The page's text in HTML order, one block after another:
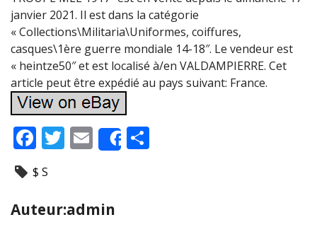
janvier 2021. Il est dans la catégorie
« Collections\Militaria\Uniformes, coiffures,
casques\1ère guerre mondiale 14-18″. Le vendeur est
« heintze50″ et est localisé à/en VALDAMPIERRE. Cet
article peut être expédié au pays suivant: France.
F
ac
e
b
T
er
E
m
l
Share
$ S
Auteur:admin